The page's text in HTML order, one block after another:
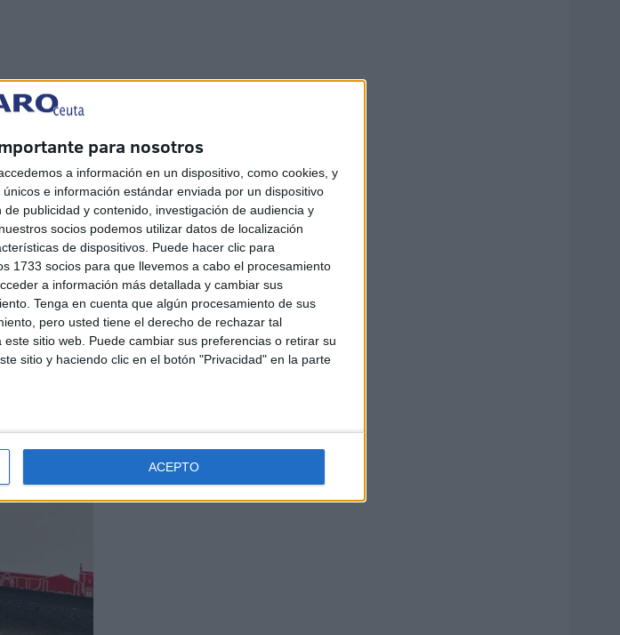
para nosotros
a información en un dispositivo, como cookies, y
e información estándar enviada por un dispositivo
publicidad y contenido, investigación de audiencia y
socios podemos utilizar datos de localización
de dispositivos. Puede hacer clic para
1733 socios para que llevemos a cabo el procesamiento
a información más detallada y cambiar sus
Tenga en cuenta que algún procesamiento de sus
pero usted tiene el derecho de rechazar tal
sitio web. Puede cambiar sus preferencias o retirar su
sitio y haciendo clic en el botón "Privacidad" en la parte
ACEPTO
su destino.